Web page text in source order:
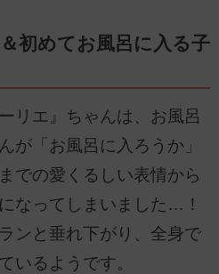
初めてお風呂に入る子
リエ』ちゃんは、お風呂
が「お風呂に入ろうか」
での愛くるしい表情から
なってしまいました…！
ンと垂れ下がり、全身で
いるようです。